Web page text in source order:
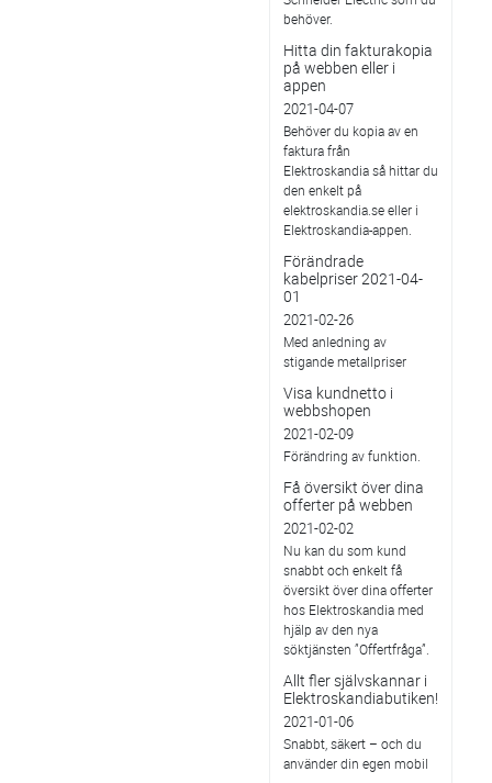
behöver.
Hitta din fakturakopia
på webben eller i
appen
2021-04-07
Behöver du kopia av en
faktura från
Elektroskandia så hittar du
den enkelt på
elektroskandia.se eller i
Elektro­skandia-appen.
Förändrade
kabelpriser 2021-04-
01
2021-02-26
Med anledning av
stigande metallpriser
Visa kundnetto i
webbshopen
2021-02-09
Förändring av funktion.
Få översikt över dina
offerter på webben
2021-02-02
Nu kan du som kund
snabbt och enkelt få
översikt över dina offerter
hos Elektroskandia med
hjälp av den nya
söktjänsten ”Offertfråga”.
Allt fler självskannar i
Elektroskandiabutiken!
2021-01-06
Snabbt, säkert – och du
använder din egen mobil